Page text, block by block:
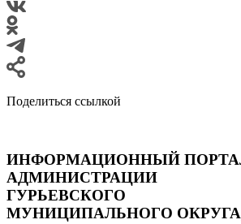
Поделиться ссылкой
ИНФОРМАЦИОННЫЙ
АДМИНИСТРАЦИИ
ГУРЬЕВСКОГО
МУНИЦИПАЛЬНОГО